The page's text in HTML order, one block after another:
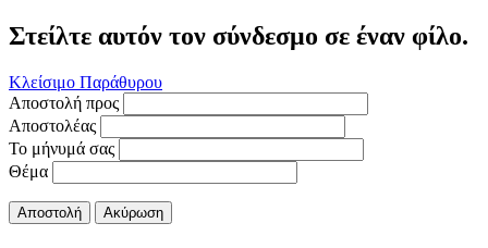
Στείλτε αυτόν τον σύνδεσμο σε έναν φίλο.
Κλείσιμο Παράθυρου
Αποστολή προς
Αποστολέας
Το μήνυμά σας
Θέμα
Αποστολή Ακύρωση